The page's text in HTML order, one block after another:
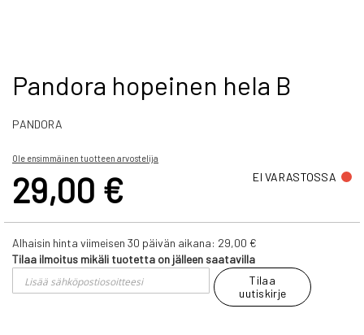
Skip
to
beginning
the
gallery
Pandora hopeinen hela B
PANDORA
Ole ensimmäinen tuotteen arvostelija
29,00 € EI VARASTOSSA
Alhaisin hinta viimeisen 30 päivän aikana: 29,00 €
Tilaa ilmoitus mikäli tuotetta on jälleen saatavilla
Tilaa
uutiskirje